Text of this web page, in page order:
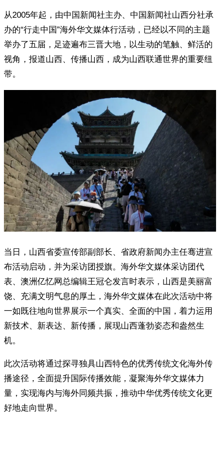
从2005年起，由中国新闻社主办、中国新闻社山西分社承
办的“行走中国”海外华文媒体行活动，已经以不同的主题
举办了五届，足迹遍布三晋大地，以生动的笔触、鲜活的
视角，报道山西、传播山西，成为山西联通世界的重要纽
带。
当日，山西省委宣传部副部长、省政府新闻办主任骞进宣
布活动启动，并为采访团授旗。海外华文媒体采访团代
表、澳洲亿忆网总编辑王冠仑发言时表示，山西是美丽富
饶、充满文明气息的厚土，海外华文媒体在此次活动中将
一如既往地向世界展示一个真实、全面的中国，着力运用
新技术、新表达、新传播，展现山西蓬勃姿态和盎然生
机。
此次活动将通过探寻独具山西特色的优秀传统文化海外传
播途径，全面提升国际传播效能，凝聚海外华文媒体力
量，实现海内与海外同频共振，推动中华优秀传统文化更
好地走向世界。